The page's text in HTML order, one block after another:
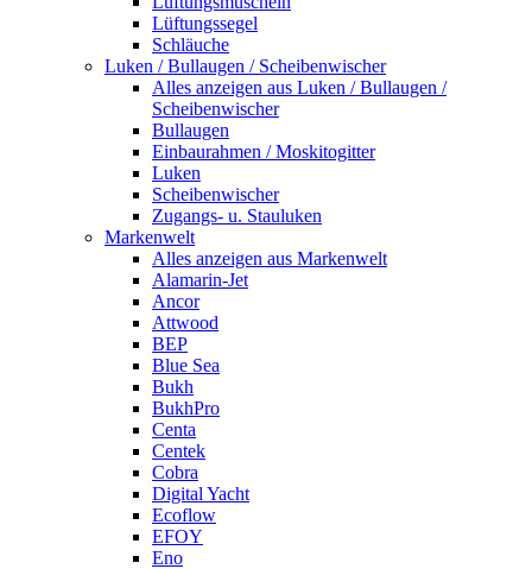
Lüftungssegel
Schläuche
Luken / Bullaugen / Scheibenwischer
Alles anzeigen aus Luken / Bullaugen /
Scheibenwischer
Bullaugen
Einbaurahmen / Moskitogitter
Luken
Scheibenwischer
Zugangs- u. Stauluken
Markenwelt
Alles anzeigen aus Markenwelt
Alamarin-Jet
Ancor
Attwood
BEP
Blue Sea
Bukh
BukhPro
Centa
Centek
Cobra
Digital Yacht
Ecoflow
EFOY
Eno